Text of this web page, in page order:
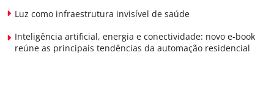
Luz como infraestrutura invisível de saúde
Inteligência artificial, energia e conectividade: novo e-book
reúne as principais tendências da automação residencial